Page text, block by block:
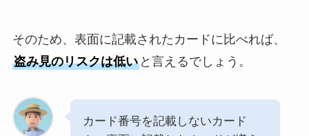
そのため、表面に記載されたカードに比べれば、
盗み見のリスクは低いと言えるでしょう。
カード番号を記載しないカード